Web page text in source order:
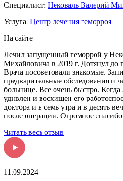
Специалист: Нековаль Валерий
Услуга: Центр лечения геморроя
На сайте
Лечил запущенный геморрой у
Михайловича в 2019 г. Дотянул до
Врача посоветовали знакомые.
предварительные обследования и
больнице. Все очень быстро.
удивлен и восхищен его
доктора и в семь утра и в десять
после операции. Огромное
Читать весь отзыв
11.09.2024